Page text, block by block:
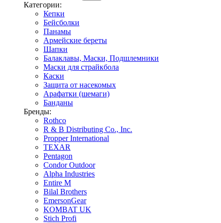
Категории:
Кепки
Бейсболки
Панамы
Армейские береты
Шапки
Балаклавы, Маски, Подшлемники
Маски для страйкбола
Каски
Защита от насекомых
Арафатки (шемаги)
Банданы
Бренды:
Rothco
R & B Distributing Co., Inc.
Propper International
TEXAR
Pentagon
Condor Outdoor
Alpha Industries
Entire M
Bilal Brothers
EmersonGear
KOMBAT UK
Stich Profi